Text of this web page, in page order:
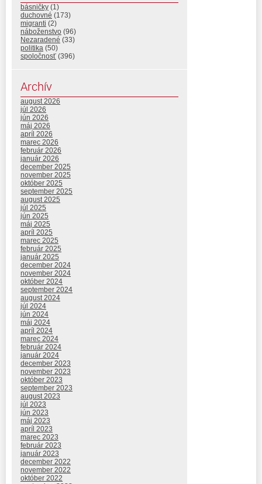
básničky (1)
duchovné (173)
migranti (2)
náboženstvo (96)
Nezaradené (33)
politika (50)
spoločnosť (396)
Archív
august 2026
júl 2026
jún 2026
máj 2026
apríl 2026
marec 2026
február 2026
január 2026
december 2025
november 2025
október 2025
september 2025
august 2025
júl 2025
jún 2025
máj 2025
apríl 2025
marec 2025
február 2025
január 2025
december 2024
november 2024
október 2024
september 2024
august 2024
júl 2024
jún 2024
máj 2024
apríl 2024
marec 2024
február 2024
január 2024
december 2023
november 2023
október 2023
september 2023
august 2023
júl 2023
jún 2023
máj 2023
apríl 2023
marec 2023
február 2023
január 2023
december 2022
november 2022
október 2022